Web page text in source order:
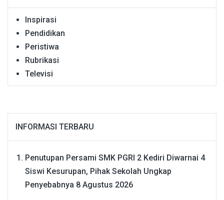
Inspirasi
Pendidikan
Peristiwa
Rubrikasi
Televisi
INFORMASI TERBARU
Penutupan Persami SMK PGRI 2 Kediri Diwarnai 4
Siswi Kesurupan, Pihak Sekolah Ungkap
Penyebabnya 8 Agustus 2026